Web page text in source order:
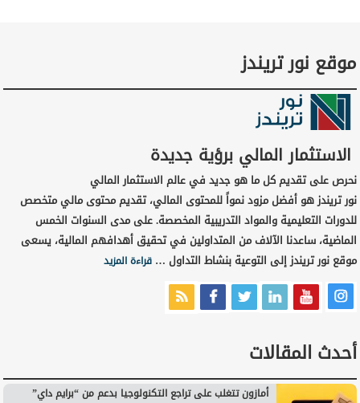
موقع نور تريندز
الاستثمار المالي برؤية جديدة
نحرص على تقديم كل ما هو جديد في عالم الاستثمار المالي
نور تريندز هو أفضل مزود نمواً للمحتوى المالي، تقديم محتوى مالي متخصص
للدورات التعليمية والمواد التدريبية المخصصة. على مدى السنوات الخمس
الماضية، ساعدنا الآلاف من المتداولين في تحقيق أهدافهم المالية، يسعى
موقع نور تريندز إلى التوعية بنشاط التداول …قراءة المزيد
أحدث المقالات
أمازون تتغلب على تراجع التكنولوجيا بدعم من “برايم داي”